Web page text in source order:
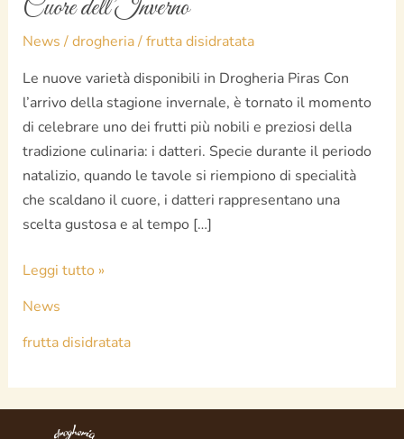
Cuore dell’Inverno
News /drogheria/frutta disidratata
Le nuove varietà disponibili in Drogheria Piras Con
l’arrivo della stagione invernale, è tornato il momento
di celebrare uno dei frutti più nobili e preziosi della
tradizione culinaria: i datteri. Specie durante il periodo
natalizio, quando le tavole si riempiono di specialità
che scaldano il cuore, i datteri rappresentano una
scelta gustosa e al tempo […]
Leggi tutto »
News
frutta disidratata